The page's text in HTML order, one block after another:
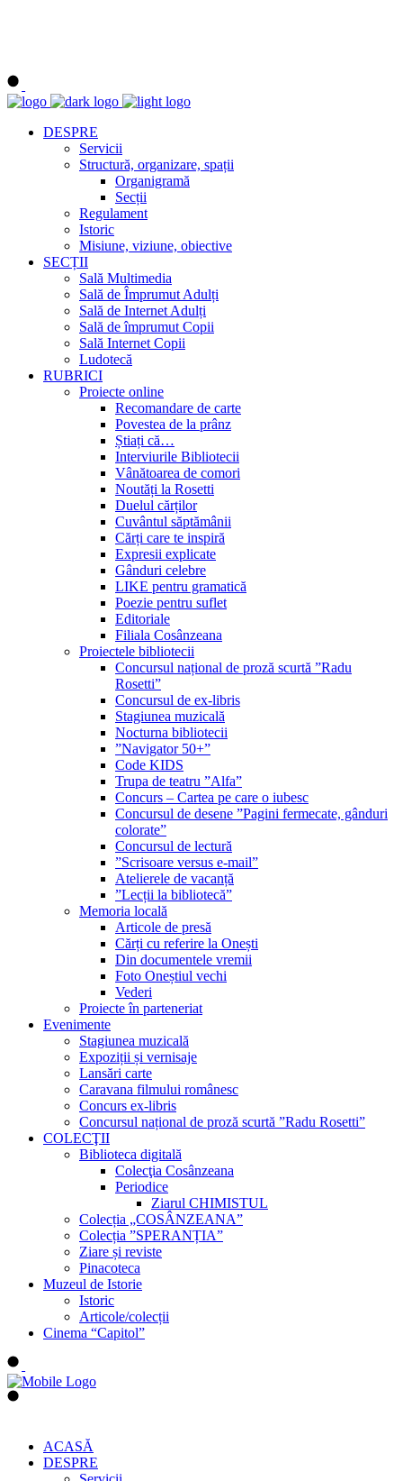
DESPRE
Servicii
Structură, organizare, spații
Organigramă
Secții
Regulament
Istoric
Misiune, viziune, obiective
SECȚII
Sală Multimedia
Sală de Împrumut Adulți
Sală de Internet Adulți
Sală de împrumut Copii
Sală Internet Copii
Ludotecă
RUBRICI
Proiecte online
Recomandare de carte
Povestea de la prânz
Știați că…
Interviurile Bibliotecii
Vânătoarea de comori
Noutăți la Rosetti
Duelul cărților
Cuvântul săptămânii
Cărți care te inspiră
Expresii explicate
Gânduri celebre
LIKE pentru gramatică
Poezie pentru suflet
Editoriale
Filiala Cosânzeana
Proiectele bibliotecii
Concursul național de proză scurtă ”Radu
Rosetti”
Concursul de ex-libris
Stagiunea muzicală
Nocturna bibliotecii
”Navigator 50+”
Code KIDS
Trupa de teatru ”Alfa”
Concurs – Cartea pe care o iubesc
Concursul de desene ”Pagini fermecate, gânduri
colorate”
Concursul de lectură
”Scrisoare versus e-mail”
Atelierele de vacanță
”Lecții la bibliotecă”
Memoria locală
Articole de presă
Cărți cu referire la Onești
Din documentele vremii
Foto Oneștiul vechi
Vederi
Proiecte în parteneriat
Evenimente
Stagiunea muzicală
Expoziții și vernisaje
Lansări carte
Caravana filmului românesc
Concurs ex-libris
Concursul național de proză scurtă ”Radu Rosetti”
COLECŢII
Biblioteca digitală
Colecţia Cosânzeana
Periodice
Ziarul CHIMISTUL
Colecția „COSÂNZEANA”
Colecția ”SPERANȚIA”
Ziare și reviste
Pinacoteca
Muzeul de Istorie
Istoric
Articole/colecții
Cinema “Capitol”
ACASĂ
DESPRE